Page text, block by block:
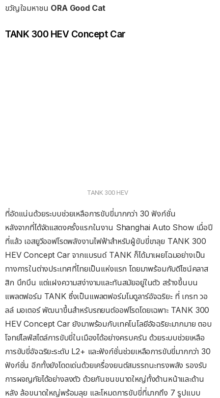
ขวัญใจมหาชน ORA Good Cat
TANK 300 HEV Concept Car
TANK 300 HEV
ที่อัดแน่นด้วยระบบช่วยเหลือการขับขี่มากกว่า 30 ฟังก์ชั่น
หลังจากที่ได้จัดแสดงครั้งแรกในงาน Shanghai Auto Show เมื่อปี
ที่แล้ว เอสยูวีออฟโรดพลังงานไฟฟ้าสำหรับผู้ขับขี่ขาลุย TANK 300
HEV Concept Car จากแบรนด์ TANK ก็ได้มาเผยโฉมอย่างเป็น
ทางการในต่างประเทศที่ไทยเป็นแห่งแรก โดยมาพร้อมกับดีไซน์คลาส
สิก บึกบึน แต่แฝงความสง่างามและทันสมัยอยู่ในตัว สร้างขึ้นบน
แพลตฟอร์ม TANK ซึ่งเป็นแพลตฟอร์มโมดูลาร์อัจฉริยะ ที่ เกรท วอ
ลล์ มอเตอร์ พัฒนาขึ้นสำหรับรถยนต์ออฟโรดโดยเฉพาะ TANK 300
HEV Concept Car ยังมาพร้อมกับเทคโนโลยีอัจฉริยะมากมาย ตอบ
โจทย์ไลฟ์สไตล์การขับขี่ในเมืองได้อย่างครบครัน ด้วยระบบช่วยเหลือ
การขับขี่อัจฉริยะระดับ L2+ และฟังก์ชั่นช่วยเหลือการขับขี่มากกว่า 30
ฟังก์ชั่น อีกทั้งยังโดดเด่นด้วยเครื่องยนต์สมรรถนะทรงพลัง รองรับ
การผจญภัยได้อย่างลงตัว ด้วยกันชนขนาดใหญ่ทั้งด้านหน้าและด้าน
หลัง ล้อขนาดใหญ่พร้อมลุย และโหมดการขับขี่ที่มากถึง 7 รูปแบบ